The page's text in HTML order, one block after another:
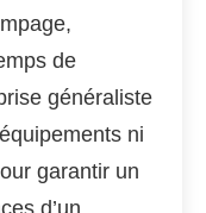
de
généraliste
ni
garantir un
d’un